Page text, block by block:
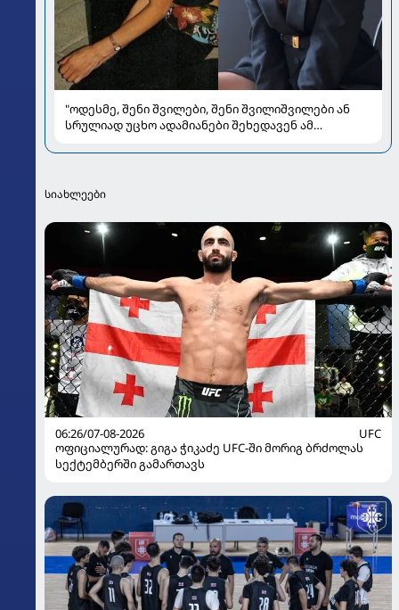
"ოდესმე, შენი შვილები, შენი შვილიშვილები ან
სრულიად უცხო ადამიანები შეხედავენ ამ
ყიფშიძეზე
სიახლეები
06:26/07-08-2026
UFC
ოფიციალურად: გიგა ჭიკაძე UFC-ში მორიგ ბრძოლას
სექტემბერში გამართავს